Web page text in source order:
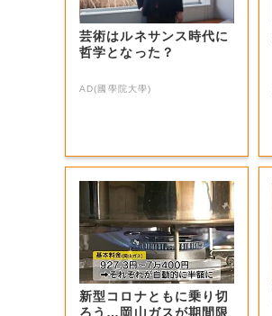
芸術はルネサンス時代に
哲学となった？
AD(國學院大學)
新型コロナともに乗り切
ろう…岡山ガスが期間限